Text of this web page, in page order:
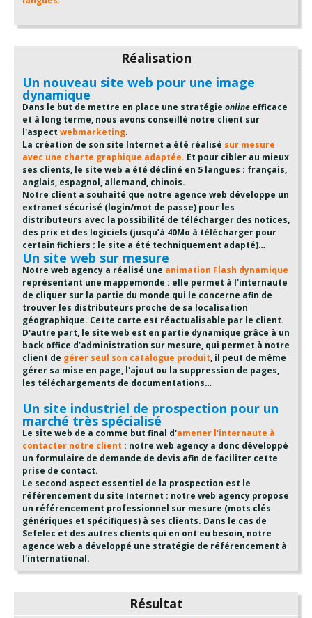
Réalisation
Un nouveau site web pour une image
dynamique
Dans le but de mettre en place une stratégie online efficace
et à long terme, nous avons conseillé notre client sur
l'aspect webmarketing.
La création de son site Internet a été réalisé sur mesure
avec une charte graphique adaptée. Et pour cibler au mieux
ses clients, le site web a été décliné en 5 langues : français,
anglais, espagnol, allemand, chinois.
Notre client a souhaité que notre agence web développe un
extranet sécurisé (login/mot de passe) pour les
distributeurs avec la possibilité de télécharger des notices,
des prix et des logiciels (jusqu’à 40Mo à télécharger pour
certain fichiers : le site a été techniquement adapté)…
Un site web sur mesure
Notre web agency a réalisé une animation Flash dynamique
représentant une mappemonde : elle permet à l'internaute
de cliquer sur la partie du monde qui le concerne afin de
trouver les distributeurs proche de sa localisation
géographique. Cette carte est réactualisable par le client.
D'autre part, le site web est en partie dynamique grâce à un
back office d’administration sur mesure, qui permet à notre
client de gérer seul son catalogue produit, il peut de même
gérer sa mise en page, l'ajout ou la suppression de pages,
les téléchargements de documentations…
Un site industriel de prospection pour un
marché très spécialisé
Le site web de a comme but final d'amener l'internaute à
contacter notre client : notre web agency a donc développé
un formulaire de demande de devis afin de faciliter cette
prise de contact.
Le second aspect essentiel de la prospection est le
référencement du site Internet : notre web agency propose
un référencement professionnel sur mesure (mots clés
génériques et spécifiques) à ses clients. Dans le cas de
Sefelec et des autres clients qui en ont eu besoin, notre
agence web a développé une stratégie de référencement à
l'international.
Résultat